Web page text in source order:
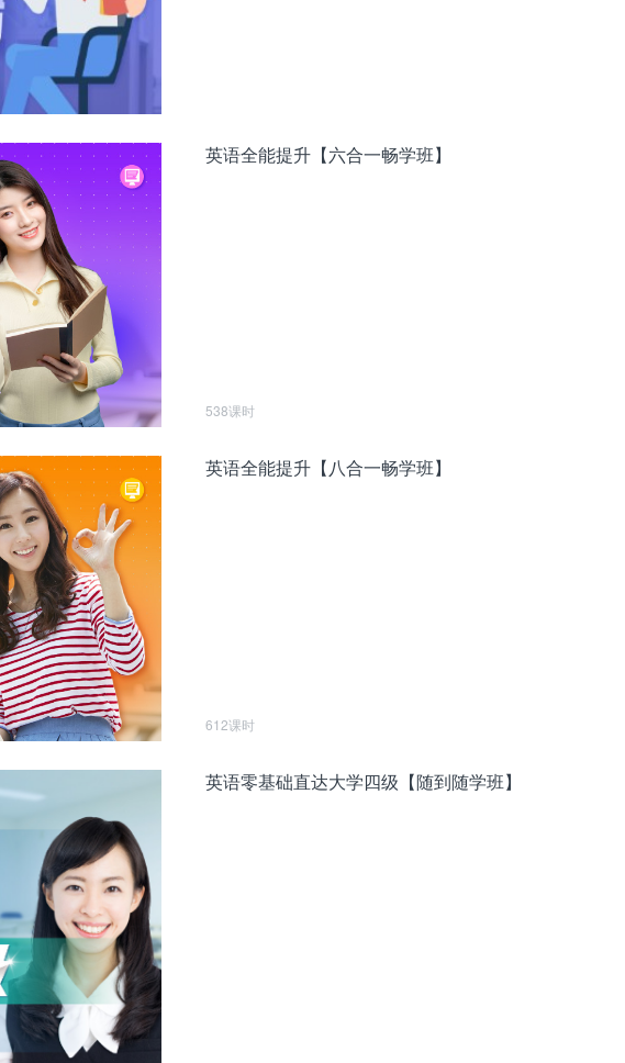
英语全能提升【六合一畅学班】
538课时
英语全能提升【八合一畅学班】
612课时
英语零基础直达大学四级【随到随学班】